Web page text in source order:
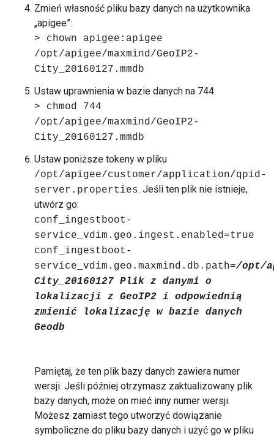
Zmień własność pliku bazy danych na użytkownika
„apigee”:
> chown apigee:apigee
/opt/apigee/maxmind/GeoIP2-
City_20160127.mmdb
Ustaw uprawnienia w bazie danych na 744:
> chmod 744
/opt/apigee/maxmind/GeoIP2-
City_20160127.mmdb
Ustaw poniższe tokeny w pliku
/opt/apigee/customer/application/qpid-
server.properties. Jeśli ten plik nie istnieje,
utwórz go:
conf_ingestboot-
service_vdim.geo.ingest.enabled=true
conf_ingestboot-
service_vdim.geo.maxmind.db.path=/opt/
City_20160127 Plik z danymi o
lokalizacji z GeoIP2 i odpowiednią
zmienić lokalizację w bazie danych
Geodb
Pamiętaj, że ten plik bazy danych zawiera numer
wersji. Jeśli później otrzymasz zaktualizowany plik
bazy danych, może on mieć inny numer wersji.
Możesz zamiast tego utworzyć dowiązanie
symboliczne do pliku bazy danych i użyć go w pliku